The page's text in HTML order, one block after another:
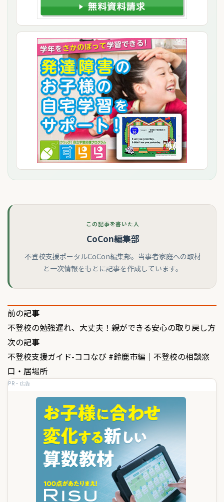
この記事を書いた人
CoCon編集部
不登校支援ポータルCoCon編集部。当事者家庭への取材
と一次情報をもとに記事を作成しています。
投
稿
ナ
ビ
ゲ
前の記事
不登校の勉強遅れ、大丈夫！親ができる安心の取り戻し方
次の記事
不登校支援ガイド-ココなび #鈴鹿市編｜不登校の相談窓
口・居場所
PR・広告